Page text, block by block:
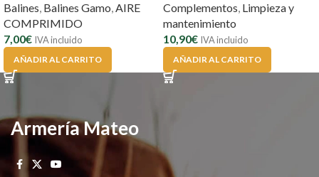
Balines Balines Gamo AIRE
COMPRIMIDO
7,00€ IVA incluido
AÑADIR AL CARRITO
Complementos Limpieza y
mantenimiento
10,90€ IVA incluido
AÑADIR AL CARRITO
Armería Mateo